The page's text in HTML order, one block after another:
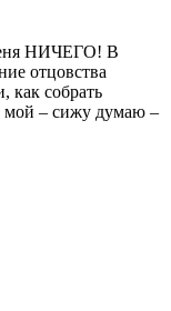
НИЧЕГО! В
отцовства
как собрать
мой – сижу думаю –